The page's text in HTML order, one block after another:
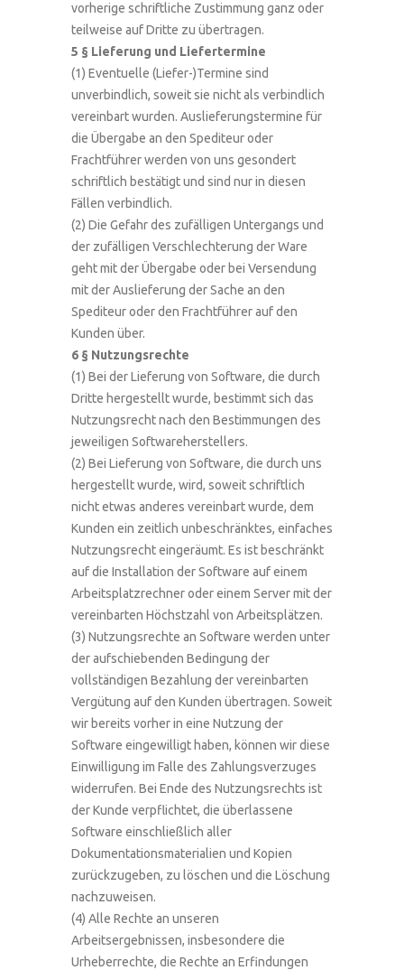
vorherige schriftliche Zustimmung ganz oder
teilweise auf Dritte zu übertragen.
5 § Lieferung und Liefertermine
(1) Eventuelle (Liefer-)Termine sind
unverbindlich, soweit sie nicht als verbindlich
vereinbart wurden. Auslieferungstermine für
die Übergabe an den Spediteur oder
Frachtführer werden von uns gesondert
schriftlich bestätigt und sind nur in diesen
Fällen verbindlich.
(2) Die Gefahr des zufälligen Untergangs und
der zufälligen Verschlechterung der Ware
geht mit der Übergabe oder bei Versendung
mit der Auslieferung der Sache an den
Spediteur oder den Frachtführer auf den
Kunden über.
6 § Nutzungsrechte
(1) Bei der Lieferung von Software, die durch
Dritte hergestellt wurde, bestimmt sich das
Nutzungsrecht nach den Bestimmungen des
jeweiligen Softwareherstellers.
(2) Bei Lieferung von Software, die durch uns
hergestellt wurde, wird, soweit schriftlich
nicht etwas anderes vereinbart wurde, dem
Kunden ein zeitlich unbeschränktes, einfaches
Nutzungsrecht eingeräumt. Es ist beschränkt
auf die Installation der Software auf einem
Arbeitsplatzrechner oder einem Server mit der
vereinbarten Höchstzahl von Arbeitsplätzen.
(3) Nutzungsrechte an Software werden unter
der aufschiebenden Bedingung der
vollständigen Bezahlung der vereinbarten
Vergütung auf den Kunden übertragen. Soweit
wir bereits vorher in eine Nutzung der
Software eingewilligt haben, können wir diese
Einwilligung im Falle des Zahlungsverzuges
widerrufen. Bei Ende des Nutzungsrechts ist
der Kunde verpflichtet, die überlassene
Software einschließlich aller
Dokumentationsmaterialien und Kopien
zurückzugeben, zu löschen und die Löschung
nachzuweisen.
(4) Alle Rechte an unseren
Arbeitsergebnissen, insbesondere die
Urheberrechte, die Rechte an Erfindungen